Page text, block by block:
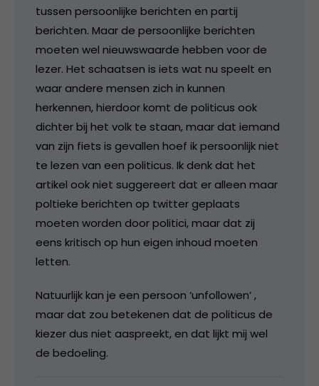
tussen persoonlijke berichten en partij
berichten. Maar de persoonlijke berichten
moeten wel nieuwswaarde hebben voor de
lezer. Het schaatsen is iets wat nu speelt en
waar andere mensen zich in kunnen
herkennen, hierdoor komt de politicus ook
dichter bij het volk te staan, maar dat iemand
van zijn fiets is gevallen hoef ik persoonlijk niet
te lezen van een politicus. Ik denk dat het
artikel ook niet suggereert dat er alleen maar
poltieke berichten op twitter geplaats
moeten worden door politici, maar dat zij
eens kritisch op hun eigen inhoud moeten
letten.
Natuurlijk kan je een persoon ‘unfollowen’ ,
maar dat zou betekenen dat de politicus de
kiezer dus niet aaspreekt, en dat lijkt mij wel
de bedoeling.